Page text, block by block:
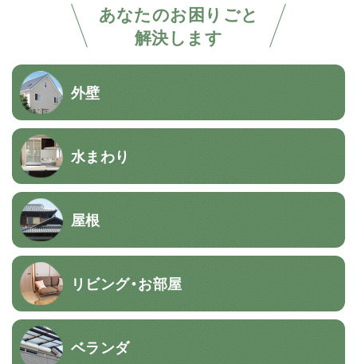
あなたのお困りごと
解決します
外壁
水まわり
屋根
リビング・お部屋
ベランダ